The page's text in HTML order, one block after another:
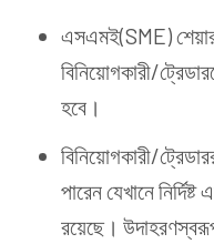
এসএমই(SME)
বিনিয়োগকারী/
হবে।
বিনিয়োগকারী/
পারেন যেখানে
রয়েছে।